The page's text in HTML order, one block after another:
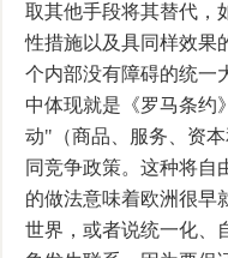
取其他手段将其替代，
性措施以及具同样效果
个内部没有障碍的统一
中体现就是《罗马条约
动"（商品、服务、资
同竞争政策。这种将自
的做法意味着欧洲很早
世界，或者说统一化、